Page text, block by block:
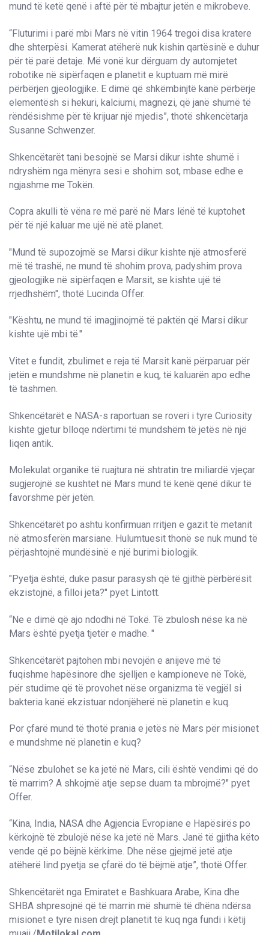
mund të ketë qenë i aftë për të mbajtur jetën e mikrobeve.
“Fluturimi i parë mbi Mars në vitin 1964 tregoi disa kratere
dhe shterpësi. Kamerat atëherë nuk kishin qartësinë e duhur
për të parë detaje. Më vonë kur dërguam dy automjetet
robotike në sipërfaqen e planetit e kuptuam më mirë
përbërjen gjeologjike. E dimë që shkëmbinjtë kanë përbërje
elementësh si hekuri, kalciumi, magnezi, që janë shumë të
rëndësishme për të krijuar një mjedis”, thotë shkencëtarja
Susanne Schwenzer.
Shkencëtarët tani besojnë se Marsi dikur ishte shumë i
ndryshëm nga mënyra sesi e shohim sot, mbase edhe e
ngjashme me Tokën.
Copra akulli të vëna re më parë në Mars lënë të kuptohet
për të një kaluar me ujë në atë planet.
"Mund të supozojmë se Marsi dikur kishte një atmosferë
më të trashë, ne mund të shohim prova, padyshim prova
gjeologjike në sipërfaqen e Marsit, se kishte ujë të
rrjedhshëm", thotë Lucinda Offer.
"Kështu, ne mund të imagjinojmë të paktën që Marsi dikur
kishte ujë mbi të."
Vitet e fundit, zbulimet e reja të Marsit kanë përparuar për
jetën e mundshme në planetin e kuq, të kaluarën apo edhe
të tashmen.
Shkencëtarët e NASA-s raportuan se roveri i tyre Curiosity
kishte gjetur blloqe ndërtimi të mundshëm të jetës në një
liqen antik.
Molekulat organike të ruajtura në shtratin tre miliardë vjeçar
sugjerojnë se kushtet në Mars mund të kenë qenë dikur të
favorshme për jetën.
Shkencëtarët po ashtu konfirmuan rritjen e gazit të metanit
në atmosferën marsiane. Hulumtuesit thonë se nuk mund të
përjashtojnë mundësinë e një burimi biologjik.
"Pyetja është, duke pasur parasysh që të gjithë përbërësit
ekzistojnë, a filloi jeta?" pyet Lintott.
“Ne e dimë që ajo ndodhi në Tokë. Të zbulosh nëse ka në
Mars është pyetja tjetër e madhe. "
Shkencëtarët pajtohen mbi nevojën e anijeve më të
fuqishme hapësinore dhe sjelljen e kampioneve në Tokë,
për studime që të provohet nëse organizma të vegjël si
bakteria kanë ekzistuar ndonjëherë në planetin e kuq.
Por çfarë mund të thotë prania e jetës në Mars për misionet
e mundshme në planetin e kuq?
“Nëse zbulohet se ka jetë në Mars, cili është vendimi që do
të marrim? A shkojmë atje sepse duam ta mbrojmë?" pyet
Offer.
“Kina, India, NASA dhe Agjencia Evropiane e Hapësirës po
kërkojnë të zbulojë nëse ka jetë në Mars. Janë të gjitha këto
vende që po bëjnë kërkime. Dhe nëse gjejmë jetë atje
atëherë lind pyetja se çfarë do të bëjmë atje”, thotë Offer.
Shkencëtarët nga Emiratet e Bashkuara Arabe, Kina dhe
SHBA shpresojnë që të marrin më shumë të dhëna ndërsa
misionet e tyre nisen drejt planetit të kuq nga fundi i këtij